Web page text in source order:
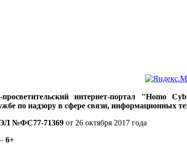
просветительский интернет-портал "Homo
по надзору в сфере связи, информационных
ЭЛ №ФС77-71369 от 26 октября 2017 года
6+